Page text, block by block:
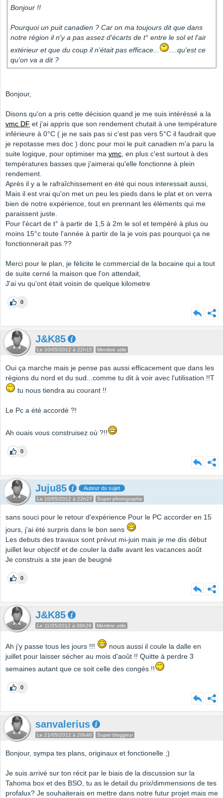
Bonjour !!
Pourquoi un puit canadien ? Car on ma toujours dit que dans
notre région il n'y a pas assez d'écarts de t° entre le sol et l'air
extérieur et que du coup il n'était pas efficace...
....qu'est ce
qu'on va a dit ?
Bonjour,
Disons qu'on a pris cette décision quand je me suis intéréssé a la
vmc DF et j'ai appris que son rendement chutait à une température
inférieure à 0°C ( je ne sais pas si c'est pas vers 5°C il faudrait que
je repotasse mes doc ) donc pour moi le puit canadien m'a paru la
suite logique, pour optimiser ma vmc, en plus c'est surtout à des
températures basses que j'aimerai qu'elle fonctionne à plein
rendement.
Aprés il y a le rafraîchissement en été qui nous interessait aussi,
Mais il est vrai qu'on met un peu les pieds dans le plat et on verra
bien de notre expérience, tout en prennant les élèments qui me
paraissent juste.
Pour l'écart de t° à partir de 1,5 à 2m le sol et tempéré à plus ou
moins 15°c toute l'année à partir de la je vois pas pourquoi ça ne
fonctionnerait pas ??
Merci pour le plan, je félicite le commercial de la bocaine qui a tout
de suite cerné la maison que l'on attendait,
J'ai vu qu'ont était voisin de quelque kilometre
0
J&K85
Le 10/05/2012 à 22h15 Membre utile
Oui ça marche mais je pense pas aussi efficacement que dans les
régions du nord et du sud...comme tu dit à voir avec l'utilisation !!T
tu nous tiendra au courant !!
Le Pc a été accordé ?!
Ah ouais vous construisez où ?!!
0
Juju85 Auteur du sujet
Le 10/05/2012 à 22h27 Super photographe
sans souci pour le retour d'expérience Pour le PC accorder en 15
jours, j'ai èté surpris dans le bon sens
Les debuts des travaux sont prévut mi-juin mais je me dis début
juillet leur objectif et de couler la dalle avant les vacances août
Je construis a ste jean de beugné
0
J&K85
Le 11/05/2012 à 06h26 Membre utile
Ah j'y passe tous les jours !!!
nous aussi il coule la dalle en
juillet pour laisser sécher au mois d'août !! Quitte à perdre 3
semaines autant que ce soit celle des congés !!
0
sanvalerius
Le 21/05/2012 à 20h40 Super bloggeur
Bonjour, sympa tes plans, originaux et fonctionelle ;)
Je suis arrivé sur ton récit par le biais de la discussion sur la
Tahoma box et des BSO, tu as le detail du prix/dimmensions de tes
profalux? Je souhaiterais en mettre dans notre futur projet mais me